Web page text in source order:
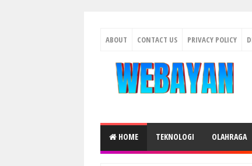
ABOUT CONTACT US PRIVACY POLICY
HOME TEKNOLOGI OLAHRAGA